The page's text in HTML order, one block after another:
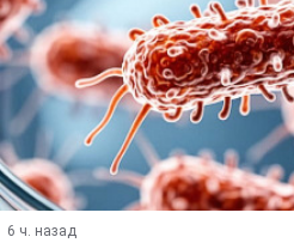
6 ч. назад